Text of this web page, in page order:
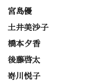
宮島優
土井美沙子
橋本夕香
後藤啓太
嵜川悦子